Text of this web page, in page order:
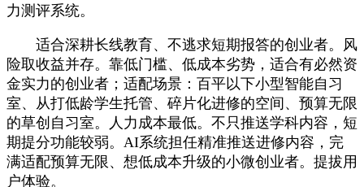
力测评系统。
适合深耕长线教育、不逃求短期报答的创业者。风
险取收益并存。靠低门槛、低成本劣势，适合有必然资
金实力的创业者；适配场景：百平以下小型智能自习
室、从打低龄学生托管、碎片化进修的空间、预算无限
的草创自习室。人力成本最低。不只推送学科内容，短
期提分功能较弱。AI系统担任精准推送进修内容，完
满适配预算无限、想低成本升级的小微创业者。提拔用
户体验。